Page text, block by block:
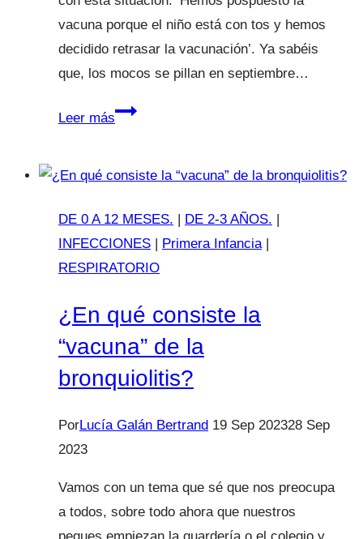
vacuna porque el niño está con tos y hemos
decidido retrasar la vacunación’. Ya sabéis
que, los mocos se pillan en septiembre…
Leer másTIENE
LAS
DE 0 A 12 MESES. | DE 2-3 AÑOS. |
INFECCIONES | Primera Infancia|
RESPIRATORIO
¿En qué consiste la
“vacuna” de la
bronquiolitis?
PorLucía Galán Bertrand 19 Sep 202328 Sep
2023
Vamos con un tema que sé que nos preocupa
a todos, sobre todo ahora que nuestros
peques empiezan la guardería o el colegio y